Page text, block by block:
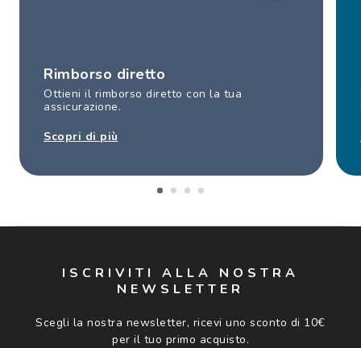
Rimborso diretto
Ottieni il rimborso diretto con la tua
assicurazione.
Scopri di più
ISCRIVITI ALLA NOSTRA
NEWSLETTER
Scegli la nostra newsletter, ricevi uno sconto di 10€
per il tuo primo acquisto.